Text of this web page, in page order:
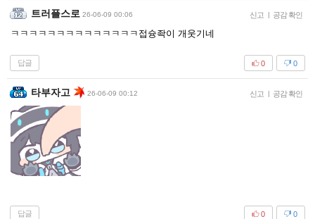
트러플스로 26-06-09 00:06 신고 | 공감 확인
ㅋㅋㅋㅋㅋㅋㅋㅋㅋㅋㅋㅋㅋㅋ접슝좍이 개웃기네
답글 0
0
타부자고 26-06-09 00:12 신고 | 공감 확인
답글 0
0